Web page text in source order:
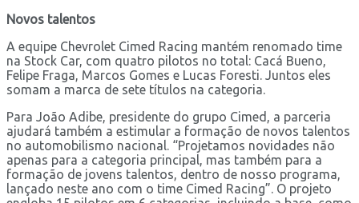
Novos talentos
A equipe Chevrolet Cimed Racing mantém renomado time
na Stock Car, com quatro pilotos no total: Cacá Bueno,
Felipe Fraga, Marcos Gomes e Lucas Foresti. Juntos eles
somam a marca de sete títulos na categoria.
Para João Adibe, presidente do grupo Cimed, a parceria
ajudará também a estimular a formação de novos talentos
no automobilismo nacional. “Projetamos novidades não
apenas para a categoria principal, mas também para a
formação de jovens talentos, dentro de nosso programa,
lançado neste ano com o time Cimed Racing”. O projeto